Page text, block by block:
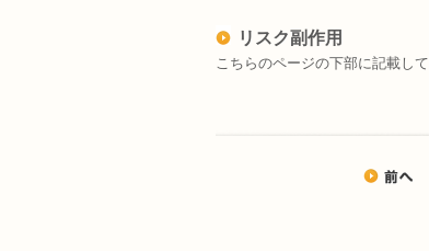
リスク副作用
こちらのページの下部に記載して